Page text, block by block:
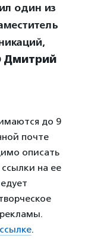
один из
Дмитрий
до 9
почте
описать
на ее
.